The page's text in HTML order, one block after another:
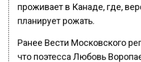
проживает в Канаде, где,
планирует рожать.
Ранее Вести Московского
что поэтесса Любовь